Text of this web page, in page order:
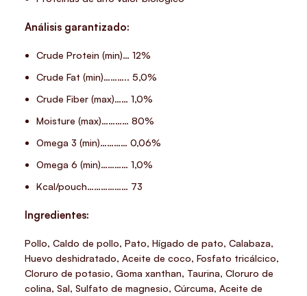
Análisis garantizado:
Crude Protein (min)… 12%
Crude Fat (min)……….. 5,0%
Crude Fiber (max)…… 1,0%
Moisture (max)………… 80%
Omega 3 (min)………… 0,06%
Omega 6 (min)………… 1,0%
Kcal/pouch……………… 73
Ingredientes:
Pollo, Caldo de pollo, Pato, Hígado de pato, Calabaza,
Huevo deshidratado, Aceite de coco, Fosfato tricálcico,
Cloruro de potasio, Goma xanthan, Taurina, Cloruro de
colina, Sal, Sulfato de magnesio, Cúrcuma, Aceite de